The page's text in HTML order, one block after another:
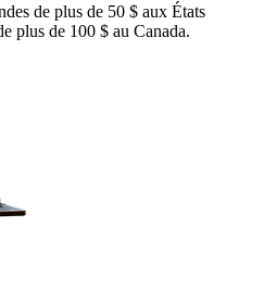
de plus de 50 $ aux États
plus de 100 $ au Canada.